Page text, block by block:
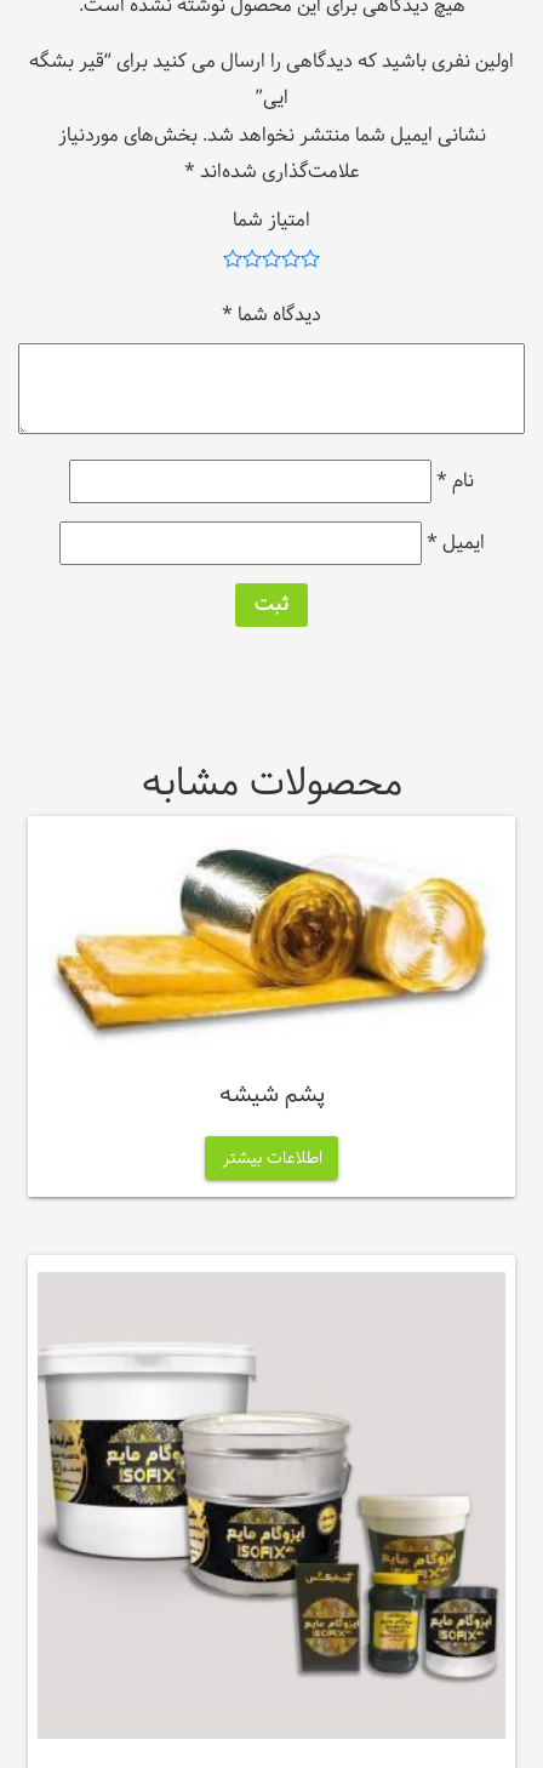
اولین نفری باشید که دیدگاهی را ارسال می کنید برای “قیر بشگه
ایی”
نشانی ایمیل شما منتشر نخواهد شد. بخش‌های موردنیاز
علامت‌گذاری شده‌اند *
امتیاز شما
دیدگاه شما *
نام *
ایمیل *
محصولات مشابه
پشم شیشه
اطلاعات بیشتر